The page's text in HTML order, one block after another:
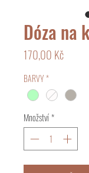
Dóza na
170,00 KčCena
BARVY*
Množství*